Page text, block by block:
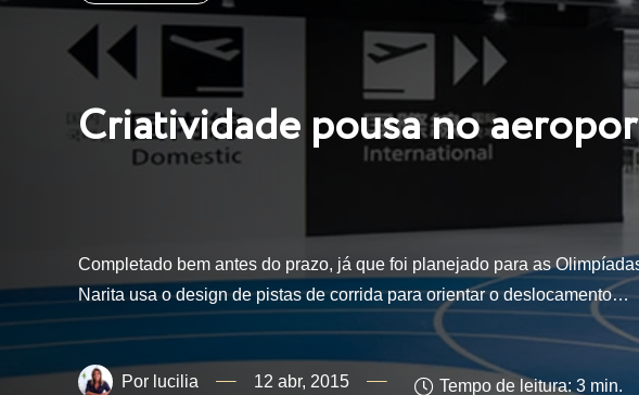
Criatividade pousa no
Completado bem antes do prazo, já que foi planejado para as
Narita usa o design de pistas de corrida para orientar o deslocamento…
lucilia 12 abr, 2015 Tempo de leitura: 3 min.